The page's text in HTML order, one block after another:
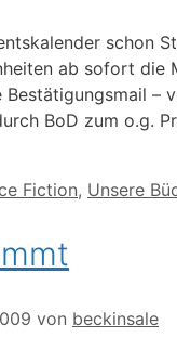
schon
ab sofort die
Bestätigungsmail
BoD zum o.g.
Fiction, Unsere
von beckinsale